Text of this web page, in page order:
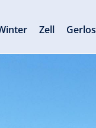
Zell Gerlos